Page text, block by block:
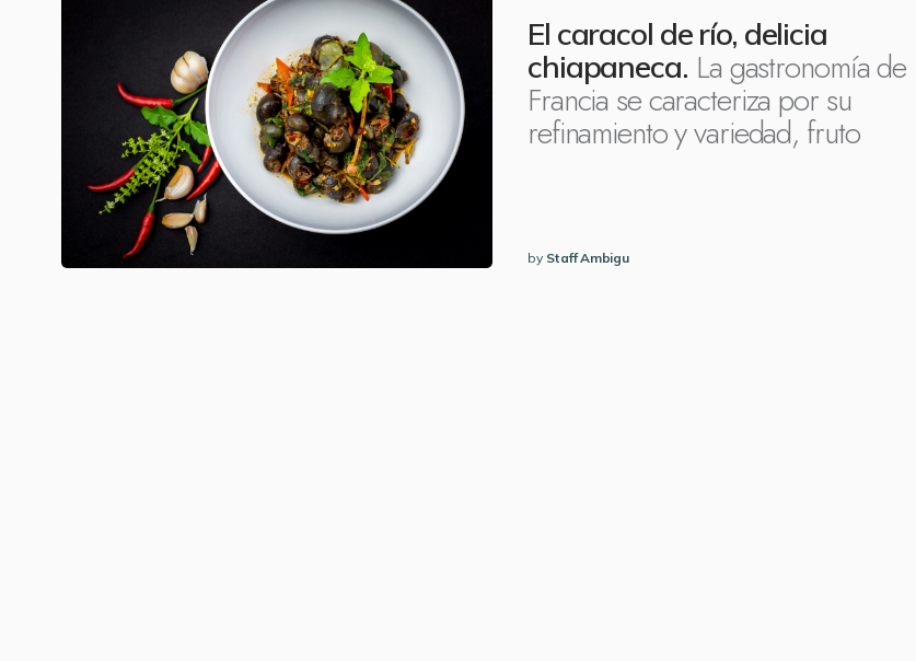
El caracol de río, delicia
chiapaneca. La gastronomía de
Francia se caracteriza por su
refinamiento y variedad, fruto
by Staff Ambigu